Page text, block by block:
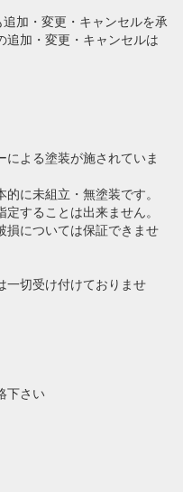
加・変更・キャンセルを承
追加・変更・キャンセルは
による塗装が施されていま
に未組立・無塗装です。
することは出来ません。
損については保証できませ
一切受け付けておりませ
下さい